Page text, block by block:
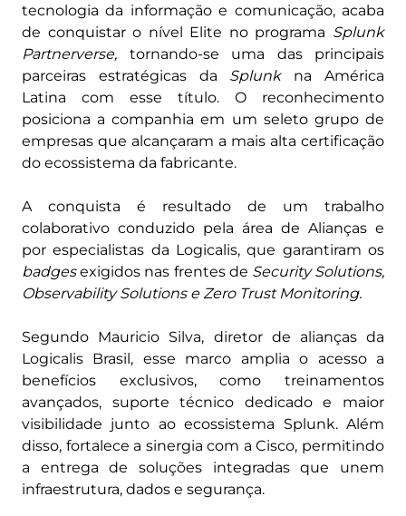
tecnologia da informação e comunicação, acaba
de conquistar o nível Elite no programa Splunk
Partnerverse, tornando-se uma das principais
parceiras estratégicas da Splunkna América
Latina com esse título. O reconhecimento
posiciona a companhia em um seleto grupo de
empresas que alcançaram a mais alta certificação
do ecossistema da fabricante.
A conquista é resultado de um trabalho
colaborativo conduzido pela área de Alianças e
por especialistas da Logicalis, que garantiram os
badgesexigidos nas frentes de Security Solutions,
Observability Solutions e Zero Trust Monitoring.
Segundo Mauricio Silva, diretor de alianças da
Logicalis Brasil, esse marco amplia o acesso a
benefícios exclusivos, como treinamentos
avançados, suporte técnico dedicado e maior
visibilidade junto ao ecossistema Splunk. Além
disso, fortalece a sinergia com a Cisco, permitindo
a entrega de soluções integradas que unem
infraestrutura, dados e segurança.